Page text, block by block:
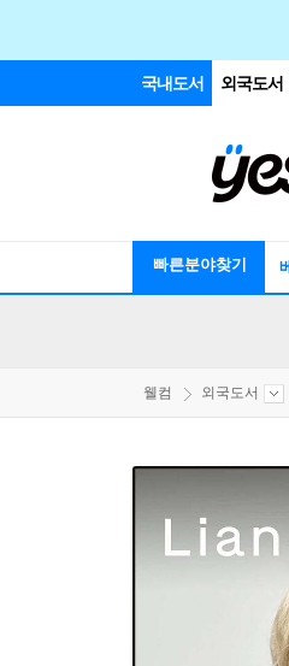
국내도서 외국도서
빠른분야찾기
웰컴 외국도서